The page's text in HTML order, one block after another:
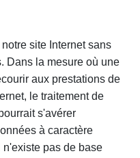
site Internet sans
Dans la mesure où une
aux prestations de
le traitement de
s'avérer
à caractère
pas de base